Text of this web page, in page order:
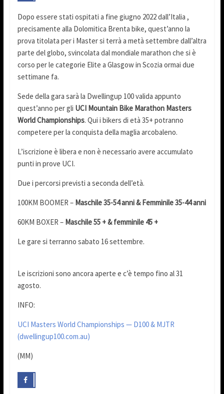
Dopo essere stati ospitati a fine giugno 2022 dall’Italia ,
precisamente alla Dolomitica Brenta bike, quest’anno la
prova titolata per i Master si terrà a metà settembre dall’altra
parte del globo, svincolata dal mondiale marathon che si è
corso per le categorie Elite a Glasgow in Scozia ormai due
settimane fa.
Sede della gara sarà la Dwellingup 100 valida appunto
quest’anno per gli UCI Mountain Bike Marathon Masters
World Championships. Qui i bikers di età 35+ potranno
competere per la conquista della maglia arcobaleno.
L’iscrizione è libera e non è necessario avere accumulato
punti in prove UCI.
Due i percorsi previsti a seconda dell’età.
100KM BOOMER –Maschile 35-54 anni & Femminile 35-44 anni
60KM BOXER –Maschile 55 + & femminile 45 +
Le gare si terranno sabato 16 settembre.
Le iscrizioni sono ancora aperte e c’è tempo fino al 31
agosto.
INFO:
UCI Masters World Championships — D100 & MJTR
(dwellingup100.com.au)
(MM)